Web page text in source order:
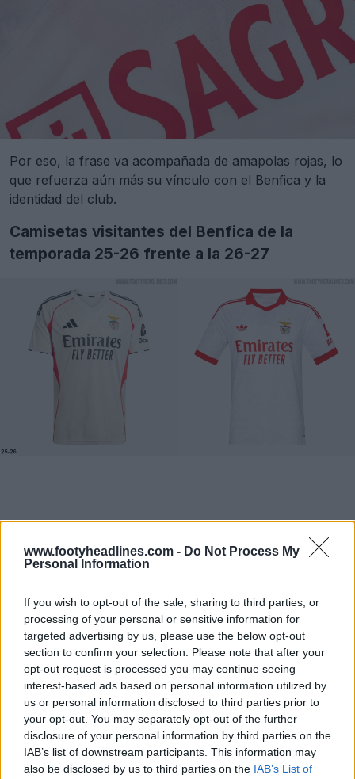
www.footyheadlines.com - Do Not Process My
Personal Information
If you wish to opt-out of the sale, sharing to third parties, or
processing of your personal or sensitive information for
targeted advertising by us, please use the below opt-out
section to confirm your selection. Please note that after your
opt-out request is processed you may continue seeing
interest-based ads based on personal information utilized by
us or personal information disclosed to third parties prior to
your opt-out. You may separately opt-out of the further
disclosure of your personal information by third parties on the
IAB’s list of downstream participants. This information may
also be disclosed by us to third parties on the IAB’s List of
Por eso, la frase va acompañada de amapolas rojas, lo
que refuerza aún más su vínculo con el Benfica y la
identidad del club.
Camisetas visitantes del Benfica de la
temporada 25-26 frente a la 26-27